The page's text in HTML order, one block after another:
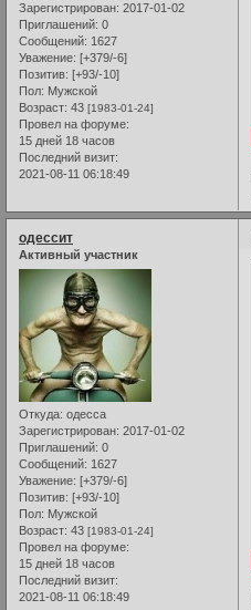
Зарегистрирован: 2017-01-02
Приглашений: 0
Сообщений: 1627
Уважение: [+379/-6]
Позитив: [+93/-10]
Пол: Мужской
Возраст: 43 [1983-01-24]
Провел на форуме:
15 дней 18 часов
Последний визит:
2021-08-11 06:18:49
одессит
Активный участник
Откуда: одесса
Зарегистрирован: 2017-01-02
Приглашений: 0
Сообщений: 1627
Уважение: [+379/-6]
Позитив: [+93/-10]
Пол: Мужской
Возраст: 43 [1983-01-24]
Провел на форуме:
15 дней 18 часов
Последний визит:
2021-08-11 06:18:49